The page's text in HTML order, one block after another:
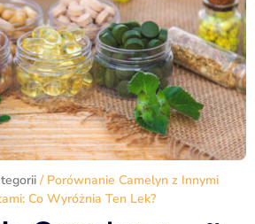
/ Porównanie Camelyn z Innymi
Co Wyróżnia Ten Lek?